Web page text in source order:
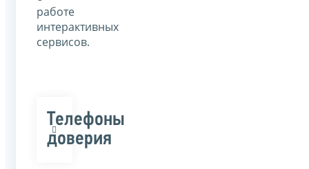
работе
интерактивных
сервисов.
Телефоны
доверия